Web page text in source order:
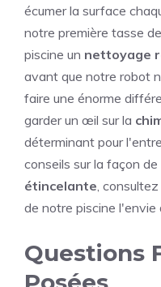
écumer la surface
notre première tasse
piscine un nettoyage
avant que notre robot
faire une énorme
garder un œil sur la
déterminant pour
conseils sur la façon
étincelante,
de notre piscine l'envie
Questions